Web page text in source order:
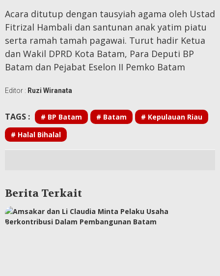
Acara ditutup dengan tausyiah agama oleh Ustad
Fitrizal Hambali dan santunan anak yatim piatu
serta ramah tamah pagawai. Turut hadir Ketua
dan Wakil DPRD Kota Batam, Para Deputi BP
Batam dan Pejabat Eselon II Pemko Batam
Editor : Ruzi Wiranata
TAGS : # BP Batam # Batam
# Kepulauan Riau
# Halal Bihalal
Berita Terkait